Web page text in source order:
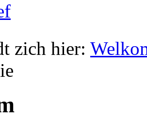
zich hier: